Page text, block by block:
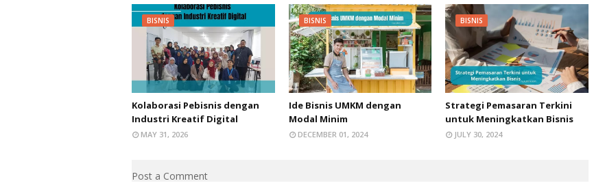
BISNIS
Kolaborasi Pebisnis dengan
Industri Kreatif Digital
MAY 31, 2026
BISNIS
Ide Bisnis UMKM dengan
Modal Minim
DECEMBER 01, 2024
BISNIS
Strategi Pemasaran Terkini
untuk Meningkatkan Bisnis
JULY 30, 2024
Post a Comment